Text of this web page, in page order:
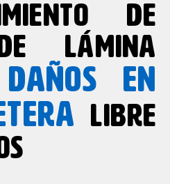
DE
LÁMINA
DAÑOS EN
LIBRE